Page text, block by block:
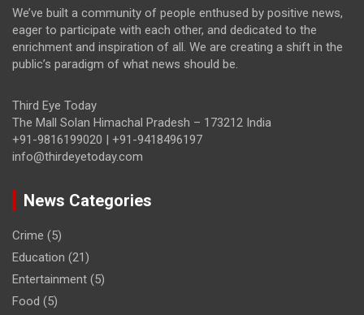
We’ve built a community of people enthused by positive news,
eager to participate with each other, and dedicated to the
enrichment and inspiration of all. We are creating a shift in the
public’s paradigm of what news should be.
Third Eye Today
The Mall Solan Himachal Pradesh – 173212 India
+91-9816199020 | +91-9418496197
info@thirdeyetoday.com
News Categories
Crime (5)
Education (21)
Entertainment (5)
Food (5)